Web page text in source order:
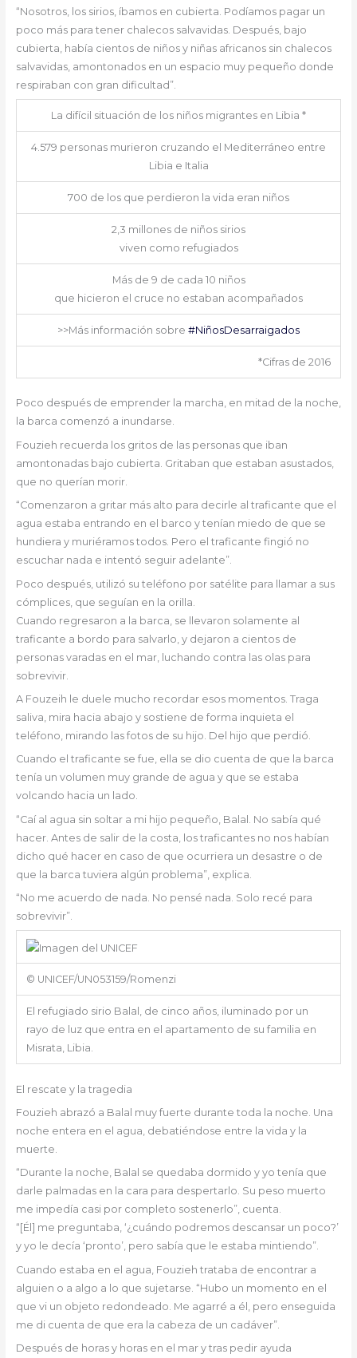
“Nosotros, los sirios, íbamos en cubierta. Podíamos pagar un
poco más para tener chalecos salvavidas. Después, bajo
cubierta, había cientos de niños y niñas africanos sin chalecos
salvavidas, amontonados en un espacio muy pequeño donde
respiraban con gran dificultad”.
La difícil situación de los niños migrantes en Libia *
4.579 personas murieron cruzando el Mediterráneo entre
Libia e Italia
700 de los que perdieron la vida eran niños
2,3 millones de niños sirios
viven como refugiados
Más de 9 de cada 10 niños
que hicieron el cruce no estaban acompañados
>>Más información sobre#NiñosDesarraigados
*Cifras de 2016
Poco después de emprender la marcha, en mitad de la noche,
la barca comenzó a inundarse.
Fouzieh recuerda los gritos de las personas que iban
amontonadas bajo cubierta. Gritaban que estaban asustados,
que no querían morir.
“Comenzaron a gritar más alto para decirle al traficante que el
agua estaba entrando en el barco y tenían miedo de que se
hundiera y muriéramos todos. Pero el traficante fingió no
escuchar nada e intentó seguir adelante”.
Poco después, utilizó su teléfono por satélite para llamar a sus
cómplices, que seguían en la orilla.
Cuando regresaron a la barca, se llevaron solamente al
traficante a bordo para salvarlo, y dejaron a cientos de
personas varadas en el mar, luchando contra las olas para
sobrevivir.
A Fouzeih le duele mucho recordar esos momentos. Traga
saliva, mira hacia abajo y sostiene de forma inquieta el
teléfono, mirando las fotos de su hijo. Del hijo que perdió.
Cuando el traficante se fue, ella se dio cuenta de que la barca
tenía un volumen muy grande de agua y que se estaba
volcando hacia un lado.
“Caí al agua sin soltar a mi hijo pequeño, Balal. No sabía qué
hacer. Antes de salir de la costa, los traficantes no nos habían
dicho qué hacer en caso de que ocurriera un desastre o de
que la barca tuviera algún problema”, explica.
“No me acuerdo de nada. No pensé nada. Solo recé para
sobrevivir”.
© UNICEF/UN053159/Romenzi
El refugiado sirio Balal, de cinco años, iluminado por un
rayo de luz que entra en el apartamento de su familia en
Misrata, Libia.
El rescate y la tragedia
Fouzieh abrazó a Balal muy fuerte durante toda la noche. Una
noche entera en el agua, debatiéndose entre la vida y la
muerte.
“Durante la noche, Balal se quedaba dormido y yo tenía que
darle palmadas en la cara para despertarlo. Su peso muerto
me impedía casi por completo sostenerlo”, cuenta.
“[Él] me preguntaba, ‘¿cuándo podremos descansar un poco?’
y yo le decía ‘pronto’, pero sabía que le estaba mintiendo”.
Cuando estaba en el agua, Fouzieh trataba de encontrar a
alguien o a algo a lo que sujetarse. “Hubo un momento en el
que vi un objeto redondeado. Me agarré a él, pero enseguida
me di cuenta de que era la cabeza de un cadáver”.
Después de horas y horas en el mar y tras pedir ayuda